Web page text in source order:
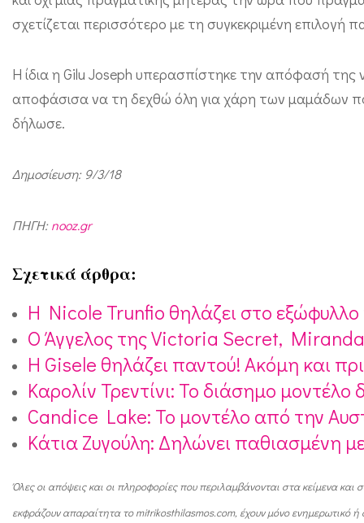
α
χ
μ
ς
σχετίζεται περισσότερο με τη συγκεκριμένη
Η ίδια η Gilu Joseph υπερασπίστηκε την απόφασή της
αποφάσισα να τη δεχθώ όλη για χάρη των μαμάδων
δήλωσε.
Δημοσίευση: 9/3/18
ΠΗΓΗ:nooz.gr
Σχετικά άρθρα:
H Nicole Trunfio θηλάζει στο εξώφυλλο
Ο Άγγελος της Victoria Secret,
Η Gisele θηλάζει παντού! Ακόμη και
Καρολίν Τρεντίνι: Το διάσημο
Candice Lake: Το μοντέλο από την
Κάτια Ζυγούλη: Δηλώνει παθιασμένη
Όλες οι απόψεις και οι πληροφορίες που περιλαμβάνονται στα κείμενα
εκφράζουν απαραίτητα το mitrikosthilasmos.com, έχουν μόνο ενημερωτικό